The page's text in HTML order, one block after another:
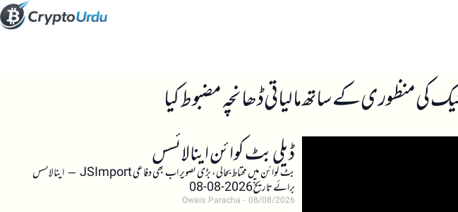
ڈیلی بٹ کوائن اینالائسس بٹ کوائن میں محتاط بحالی، بڑی تصویر اب بھی دفاعی JSImport – اینالائسس
برائے تاریخ 2026-08-08
Owais Paracha 08/08/2026